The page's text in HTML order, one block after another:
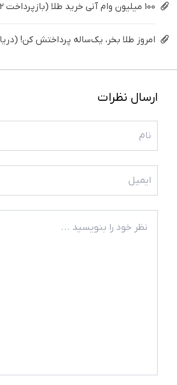
100 میلیون وام آنی خرید طلا (بازپرداخت 12 ماهه)
امروز طلا بخر، یک‌ساله پرداختش کن!
ارسال نظرات